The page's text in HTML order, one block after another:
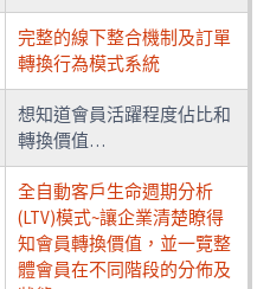
完整的線下整合機制及訂單
轉換行為模式系統
想知道會員活躍程度佔比和
轉換價值…
全自動客戶生命週期分析
(LTV)模式~讓企業清楚瞭得
知會員轉換價值，並一覽整
體會員在不同階段的分佈及